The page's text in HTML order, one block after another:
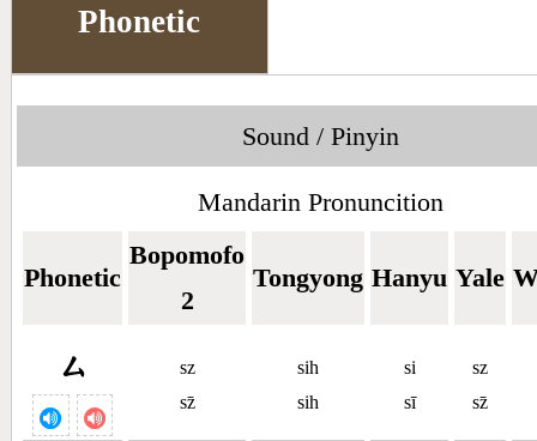
Phonetic
Sound / Pinyin
Mandarin Pronuncition
Phonetic
Bopomofo
2
Tongyong Hanyu Yale
ㄙ
sz
sz̄
sih
sih
si
sī
sz
sz̄